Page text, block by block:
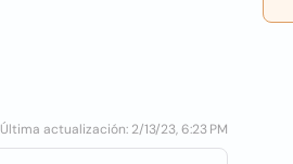
Última actualización: 2/13/23, 6:23 PM